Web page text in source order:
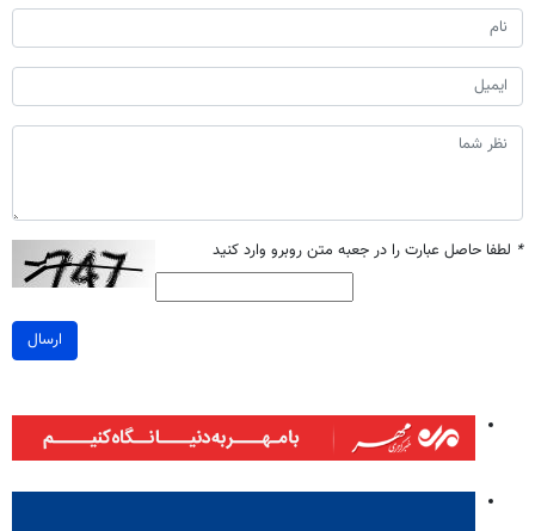
* لطفا حاصل عبارت را در جعبه متن روبرو وارد کنید
ارسال